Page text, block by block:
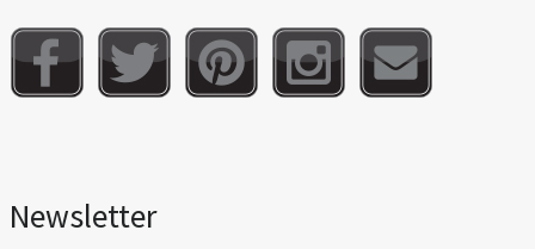
Newsletter